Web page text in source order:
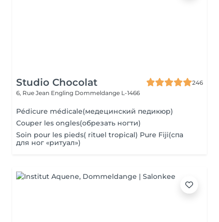
Studio Chocolat
246
6, Rue Jean Engling Dommeldange L-1466
Pédicure médicale(медецинский педикюр)
Couper les ongles(обрезать ногти)
Soin pour les pieds( rituel tropical) Pure Fiji(спа
для ног «ритуал»)